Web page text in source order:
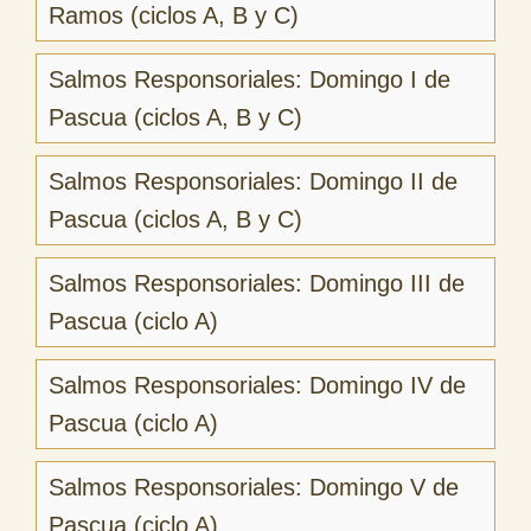
Ramos (ciclos A, B y C)
Salmos Responsoriales: Domingo I de
Pascua (ciclos A, B y C)
Salmos Responsoriales: Domingo II de
Pascua (ciclos A, B y C)
Salmos Responsoriales: Domingo III de
Pascua (ciclo A)
Salmos Responsoriales: Domingo IV de
Pascua (ciclo A)
Salmos Responsoriales: Domingo V de
Pascua (ciclo A)